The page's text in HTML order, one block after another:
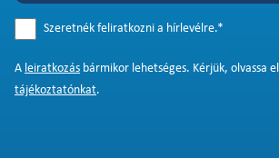
Szeretnék feliratkozni a hírlevélre.*
A leiratkozás bármikor lehetséges. Kérjük, olvassa el
tájékoztatónkat.